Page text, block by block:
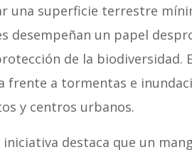
una superficie terrestre
desempeñan un papel
de la biodiversidad.
frente a tormentas e
y centros urbanos.
iniciativa destaca que un